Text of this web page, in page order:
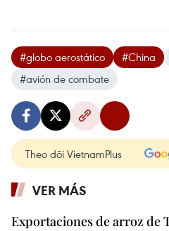
#globo aerostático #China
#avión de combate
Theo dõi VietnamPlus
VER MÁS
Exportaciones de arroz de